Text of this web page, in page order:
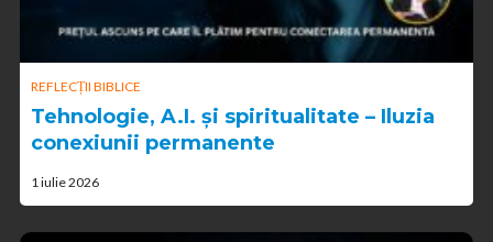
REFLECȚII BIBLICE
Tehnologie, A.I. și spiritualitate – Iluzia
conexiunii permanente
1 iulie 2026